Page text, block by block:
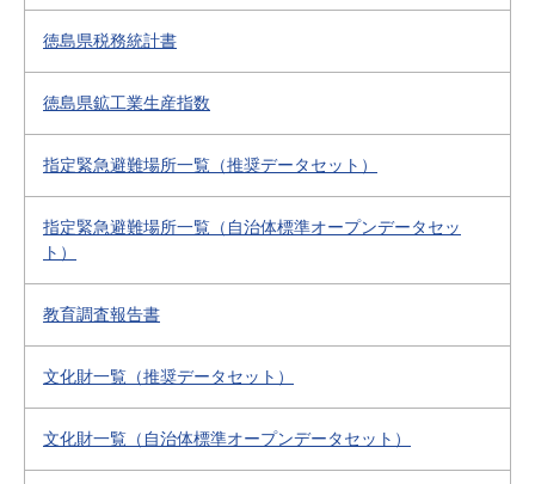
徳島県税務統計書
徳島県鉱工業生産指数
指定緊急避難場所一覧（推奨データセット）
指定緊急避難場所一覧（自治体標準オープンデータセッ
ト）
教育調査報告書
文化財一覧（推奨データセット）
文化財一覧（自治体標準オープンデータセット）